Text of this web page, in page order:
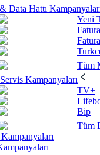
Data Hattı
Yeni
Tüm
Kampanyaları
TV+
Bip
Tüm